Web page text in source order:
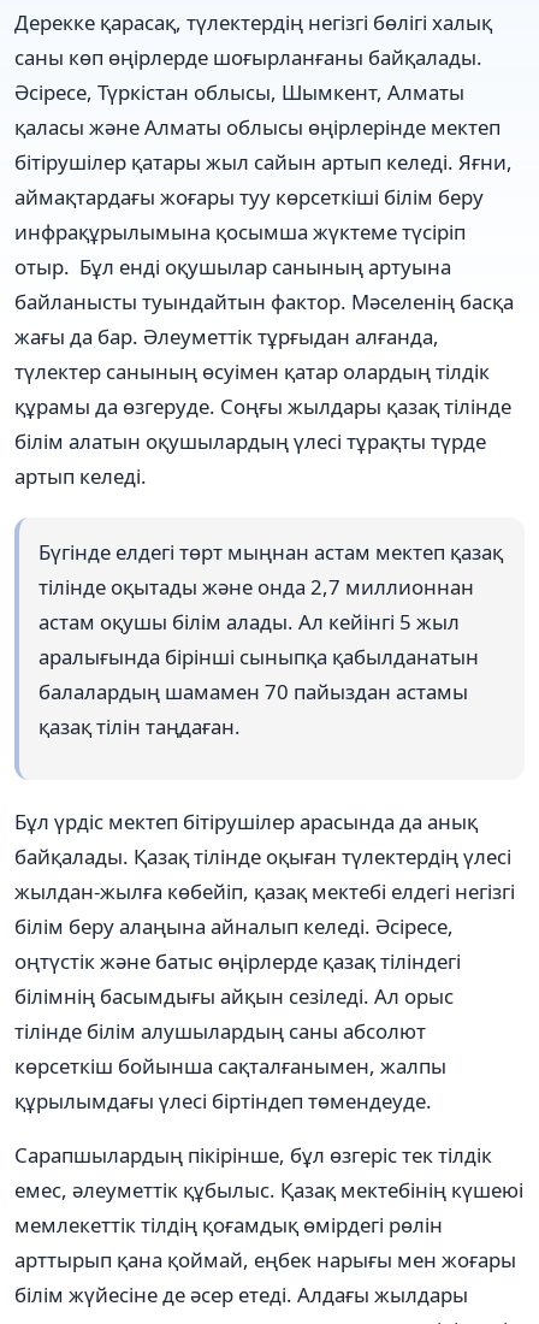
Дерекке қарасақ, түлектердің негізгі бөлігі халық
саны көп өңірлерде шоғырланғаны байқалады.
Әсіресе, Түркістан облысы, Шымкент, Алматы
қаласы және Алматы облысы өңірлерінде мектеп
бітірушілер қатары жыл сайын артып келеді. Яғни,
аймақтардағы жоғары туу көрсеткіші білім беру
инфрақұрылымына қосымша жүктеме түсіріп
отыр. Бұл енді оқушылар санының артуына
байланысты туындайтын фактор. Мәселенің басқа
жағы да бар. Әлеуметтік тұрғыдан алғанда,
түлектер санының өсуімен қатар олардың тілдік
құрамы да өзгеруде. Соңғы жылдары қазақ тілінде
білім алатын оқушылардың үлесі тұрақты түрде
артып келеді.
Бүгінде елдегі төрт мыңнан астам мектеп қазақ
тілінде оқытады және онда 2,7 миллионнан
астам оқушы білім алады. Ал кейінгі 5 жыл
аралығында бірінші сыныпқа қабылданатын
балалардың шамамен 70 пайыздан астамы
қазақ тілін таңдаған.
Бұл үрдіс мектеп бітірушілер арасында да анық
байқалады. Қазақ тілінде оқыған түлектердің үлесі
жылдан-жылға көбейіп, қазақ мектебі елдегі негізгі
білім беру алаңына айналып келеді. Әсіресе,
оңтүстік және батыс өңірлерде қазақ тіліндегі
білімнің басымдығы айқын сезіледі. Ал орыс
тілінде білім алушылардың саны абсолют
көрсеткіш бойынша сақталғанымен, жалпы
құрылымдағы үлесі біртіндеп төмендеуде.
Сарапшылардың пікірінше, бұл өзгеріс тек тілдік
емес, әлеуметтік құбылыс. Қазақ мектебінің күшеюі
мемлекеттік тілдің қоғамдық өмірдегі рөлін
арттырып қана қоймай, еңбек нарығы мен жоғары
білім жүйесіне де әсер етеді. Алдағы жылдары